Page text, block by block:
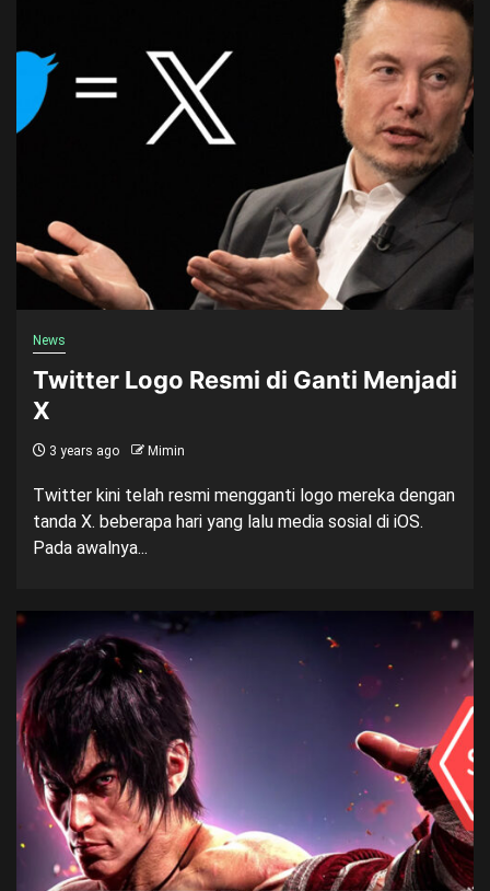
News
Twitter Logo Resmi di Ganti Menjadi
X
3 years ago Mimin
Twitter kini telah resmi mengganti logo mereka dengan
tanda X. beberapa hari yang lalu media sosial di iOS.
Pada awalnya...